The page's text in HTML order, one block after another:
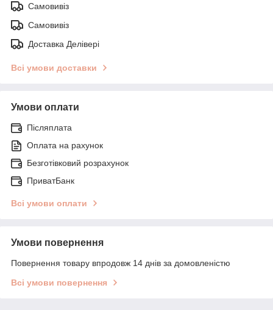
Самовивіз
Самовивіз
Доставка Делівері
Всі умови доставки
Умови оплати
Післяплата
Оплата на рахунок
Безготівковий розрахунок
ПриватБанк
Всі умови оплати
Умови повернення
Повернення товару впродовж 14 днів за домовленістю
Всі умови повернення